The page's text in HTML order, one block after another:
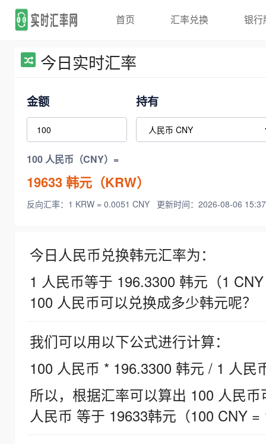
首页 汇率兑换 银行
今日实时汇率
金额 持有
100 人民币（CNY）=
19633韩元（KRW）
反向汇率：1 KRW = 0.0051 CNY 更新时间：2026-08-06
今日人民币兑换韩元汇率为：
1 人民币等于 196.3300 韩元（1
100 人民币可以兑换成多少韩元呢？
我们可以用以下公式进行计算：
100 人民币 * 196.3300 韩元 / 1 人民
所以，根据汇率可以算出 100 人民
人民币 等于 19633韩元（100 CNY =